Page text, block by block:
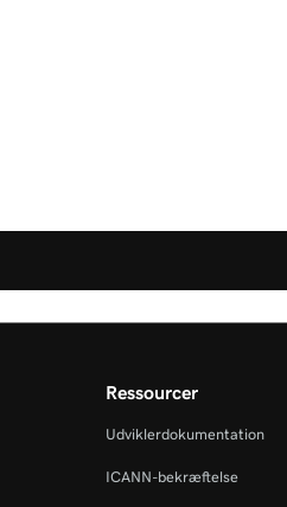
Ressourcer
Udviklerdokumentation
ICANN-bekræftelse